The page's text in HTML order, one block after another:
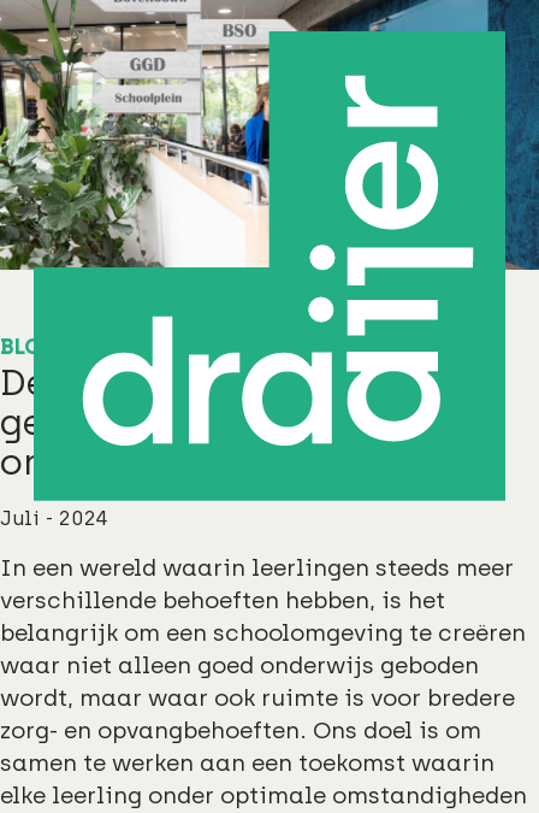
BLOG
De uitdaging van een
geïntegreerde
onderwijsomgeving
Juli - 2024
In een wereld waarin leerlingen steeds meer
verschillende behoeften hebben, is het
belangrijk om een schoolomgeving te creëren
waar niet alleen goed onderwijs geboden
wordt, maar waar ook ruimte is voor bredere
zorg- en opvangbehoeften. Ons doel is om
samen te werken aan een toekomst waarin
elke leerling onder optimale omstandigheden